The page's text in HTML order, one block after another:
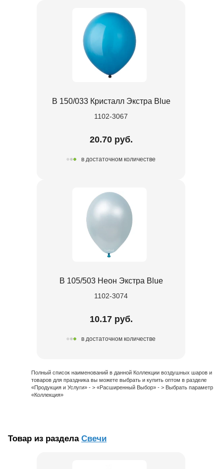
В 150/033 Кристалл Экстра Blue
1102-3067
20.70 руб.
в достаточном количестве
В 105/503 Неон Экстра Blue
1102-3074
10.17 руб.
в достаточном количестве
Полный список наименований в данной Коллекции воздушных шаров и
товаров для праздника вы можете выбрать и купить оптом в разделе
«Продукция и Услуги» - > «Расширенный Выбор» - > Выбрать параметр
«Коллекция»
Товар из раздела Свечи